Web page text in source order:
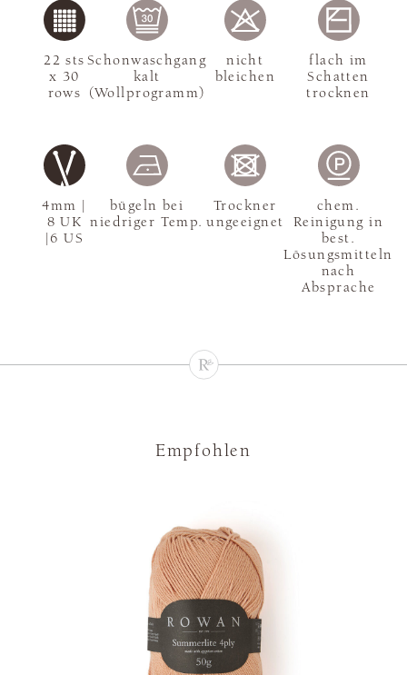
4mm |
8 UK
|6 US
22 sts
x 30
rows
Schonwaschgang
kalt
(Wollprogramm)
nicht
bleichen
flach im
Schatten
trocknen
bügeln bei
niedriger Temp.
Trockner
ungeeignet
chem.
Reinigung in
best.
Lösungsmitteln
nach
Absprache
Empfohlen